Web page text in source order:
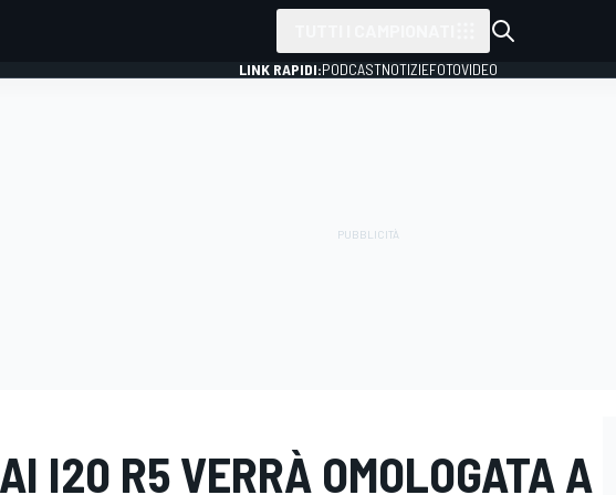
LINK RAPIDI:PODCASTNOTIZIEFOTOVIDEO
I20 R5 VERRÀ OMOLOGATA A